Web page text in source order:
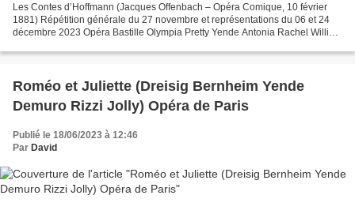
Les Contes d’Hoffmann (Jacques Offenbach – Opéra Comique, 10 février
1881) Répétition générale du 27 novembre et représentations du 06 et 24
décembre 2023 Opéra Bastille Olympia Pretty Yende Antonia Rachel Willis-
Roméo et Juliette (Dreisig Bernheim Yende
Demuro Rizzi Jolly) Opéra de Paris
Publié le 18/06/2023 à 12:46
Par David